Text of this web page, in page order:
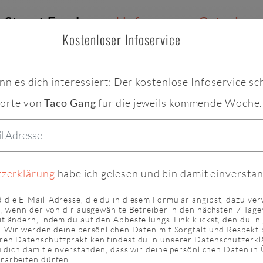
Kostenloser Infoservice
es dich interessiert: Der kostenlose Infoservice
vonTaco Gangfür die jeweils kommende Woche.
habe ich gelesen und bin damit
die E-Mail-Adresse, die du in diesem Formular angibst, dazu
wenn der von dir ausgewählte Betreiber in den nächsten 7
ändern, indem du auf den Abbestellungs-Link klickst, den du
Wir werden deine persönlichen Daten mit Sorgfalt und Respekt
Datenschutzpraktiken findest du in unserer
damit einverstanden, dass wir deine persönlichen Daten in
dürfen.
Street Food Lieferung Catering
& STREET FOOD/ KLASSISCHE
Burger & Sandwiches
Küche mit Taco, Burritos, Texas Chilli,